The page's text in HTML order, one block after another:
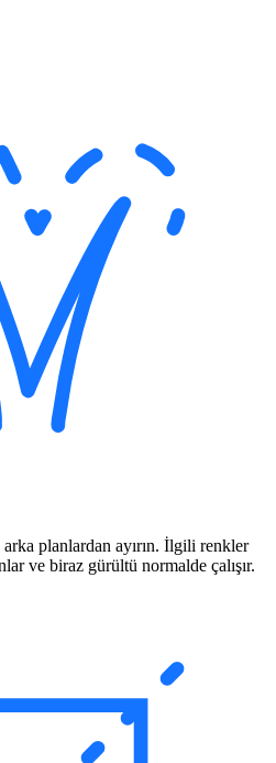
arka planlardan ayırın. İlgili renkler
ve biraz gürültü normalde çalışır.